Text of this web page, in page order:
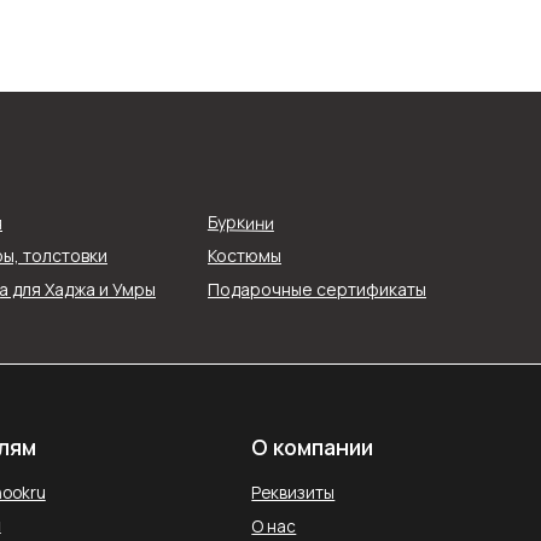
толстовки
Буркини
Костюмы
Подарочные сертификаты
для Хаджа и Умры
Блог
Службы доставки